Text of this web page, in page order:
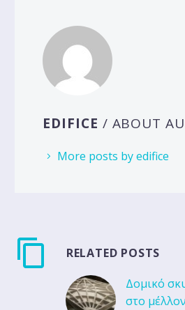
EDIFICE / ABOUT
More posts by edifice
RELATED POSTS
Δομικό
στο